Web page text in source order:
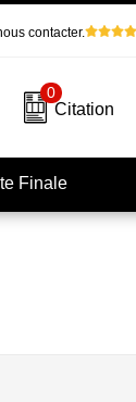
contacter.
0
Citation
Finale